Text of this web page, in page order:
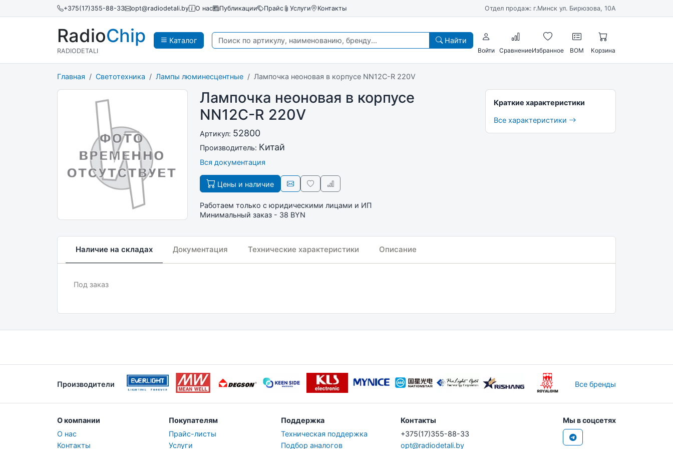
+375(17)355-88-33 opt@radiodetali.by О нас Публикации Прайс Услуги Контакты Отдел продаж: г.Минск ул. Бирюзова, 10А
Каталог
RadioChip
RADIODETALI
Найти
Войти СравнениеИзбранное BOM Корзина
Главная Светотехника Лампы люминесцентные Лампочка неоновая в корпусе NN12C-R 220V
Лампочка неоновая в корпусе
NN12C-R 220V
Артикул: 52800
Производитель: Китай
Вся документация
Цены и наличие
Работаем только с юридическими лицами и ИП
Минимальный заказ - 38 BYN
Краткие характеристики
Все характеристики
Наличие на складах Документация Технические характеристики Описание
Под заказ
Производители Все бренды
О компании
О нас
Контакты
Покупателям
Прайс-листы
Услуги
Поддержка
Техническая поддержка
Подбор аналогов
Контакты
+375(17)355-88-33
opt@radiodetali.by
Мы в соцсетях